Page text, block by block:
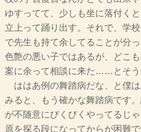
ゆすってて、少しも坐に落付く
立上って踊り出す。それで、学
で先生も持て余してることが分
色艶の悪い子ではあるが、どこ
案に余って相談に来た……とそう
ははあ例の舞踏病だな、と僕
みると、もう確かな舞踏病です
が不随意にびくびくやってるじ
原を探る段になってからが困難